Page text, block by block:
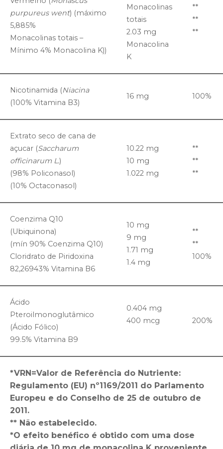
purpureus went) (máximo
5,885%
Monacolinas totais –
Mínimo 4% Monacolina K))
Monacolinas
totais
2.03 mg
Monacolina
K
**
**
**
Nicotinamida (Niacina
(100% Vitamina B3)
16 mg 100%
Extrato seco de cana de
açucar (Saccharum
officinarum L.)
(98% Policonasol)
(10% Octaconasol)
10.22 mg
10 mg
1.022 mg
**
**
**
Coenzima Q10
(Ubiquinona)
(mín 90% Coenzima Q10)
Cloridrato de Piridoxina
82,26943% Vitamina B6
10 mg
9 mg
1.71 mg
1.4 mg
**
**
100%
Ácido
Pteroilmonoglutâmico
(Ácido Fólico)
99.5% Vitamina B9
0.404 mg
400 mcg
200%
*VRN =Valor de Referência do Nutriente:
Regulamento (EU) nº1169/2011 do Parlamento
Europeu e do Conselho de 25 de outubro de
2011.
** Não estabelecido.
*O efeito benéfico é obtido com uma dose